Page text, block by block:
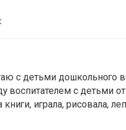
с детьми дошкольного
воспитателем с детьми
играла, рисовала,